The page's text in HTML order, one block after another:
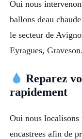
Oui nous
ballons deau
le secteur de
Eyragues, Graveson.
Reparez
rapidement
Oui nous
encastrees afin de